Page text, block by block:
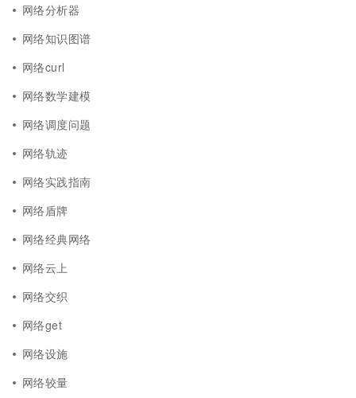
网络分析器
网络知识图谱
网络curl
网络数学建模
网络调度问题
网络轨迹
网络实践指南
网络盾牌
网络经典网络
网络云上
网络交织
网络get
网络设施
网络较量